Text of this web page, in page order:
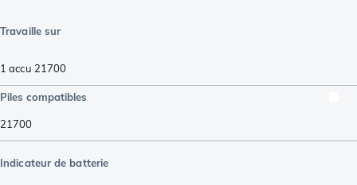
Travaille sur
1 accu 21700
Piles compatibles
21700
Indicateur de batterie